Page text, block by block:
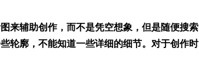
来辅助创作，而不是凭空想象，但是随便搜索
轮廓，不能知道一些详细的细节。对于创作时